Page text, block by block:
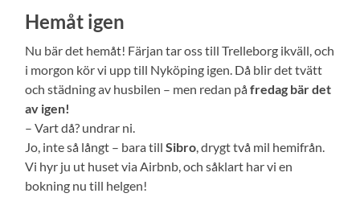
Hemåt igen
Nu bär det hemåt! Färjan tar oss till Trelleborg ikväll, och
i morgon kör vi upp till Nyköping igen. Då blir det tvätt
och städning av husbilen – men redan påfredag bär det
av igen!
– Vart då? undrar ni.
Jo, inte så långt – bara tillSibro , drygt två mil hemifrån.
Vi hyr ju ut huset via Airbnb, och såklart har vi en
bokning nu till helgen!